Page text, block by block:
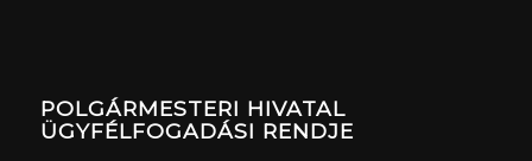
POLGÁRMESTERI HIVATAL
ÜGYFÉLFOGADÁSI RENDJE